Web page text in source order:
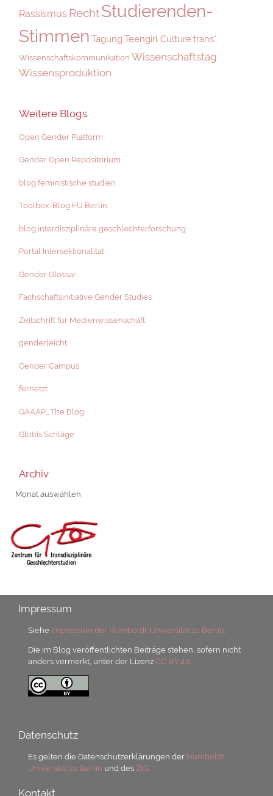
Rassismus RechtStudierenden-
Stimmen Tagung Teengirl Culturetrans*
Wissenschaftskommunikation Wissenschaftstag
Wissensproduktion
Weitere Blogs
Open Gender Platform
Gender Open Repositorium
blog feministische studien
Toolbox-Blog FU Berlin
blog interdisziplinäre geschlechterforschung
Portal Intersektionalität
Gender Glossar
Fachschaftsinitiative Gender Studies
Zeitschrift für Medienwissenschaft
genderleicht
Gender Campus
fernetzt
GAAAP_The Blog
Glottis Schläge
Archiv
Archiv
Impressum
Siehe Impressum der Humboldt-Universität zu Berlin
Die im Blog veröffentlichten Beiträge stehen, sofern nicht
anders vermerkt, unter der LizenzCC BY 4.0.
Datenschutz
Es gelten die Datenschutzerklärungen der Humboldt-
Universität zu Berlin und desZtG.
Kontakt